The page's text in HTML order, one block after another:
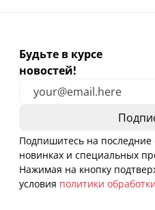
Будьте в курсе
новостей!
Подпишитесь на последние
новинках и специальных
Нажимая на кнопку
условия политики